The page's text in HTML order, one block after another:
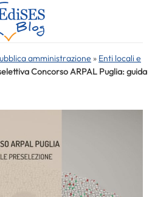
amministrazione » Enti locali e
Concorso ARPAL Puglia: guida